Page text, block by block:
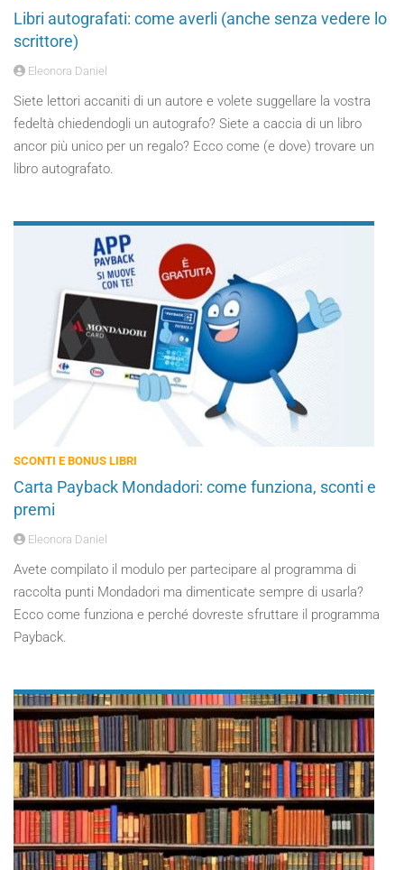
Libri autografati: come averli (anche senza vedere lo
scrittore)
Eleonora Daniel
Siete lettori accaniti di un autore e volete suggellare la vostra
fedeltà chiedendogli un autografo? Siete a caccia di un libro
ancor più unico per un regalo? Ecco come (e dove) trovare un
libro autografato.
SCONTI E BONUS LIBRI
Carta Payback Mondadori: come funziona, sconti e
premi
Eleonora Daniel
Avete compilato il modulo per partecipare al programma di
raccolta punti Mondadori ma dimenticate sempre di usarla?
Ecco come funziona e perché dovreste sfruttare il programma
Payback.